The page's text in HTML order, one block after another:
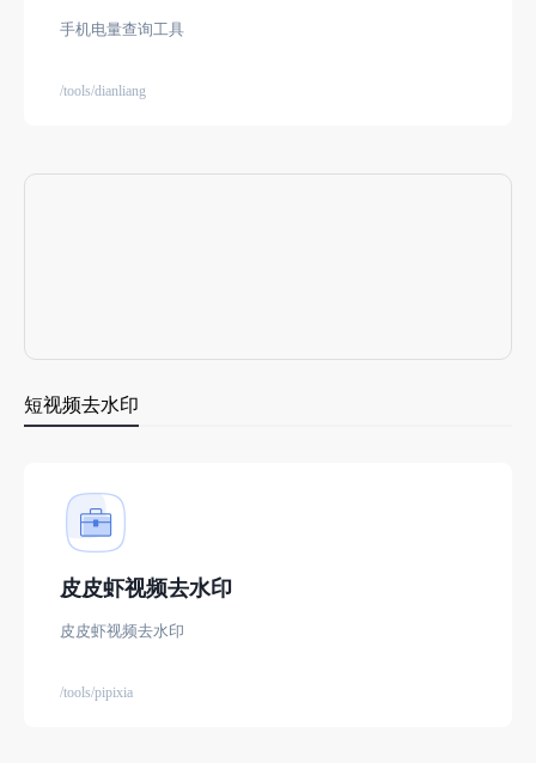
手机电量查询工具
/tools/dianliang
短视频去水印
皮皮虾视频去水印
皮皮虾视频去水印
/tools/pipixia